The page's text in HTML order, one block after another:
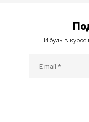
И будь в курсе